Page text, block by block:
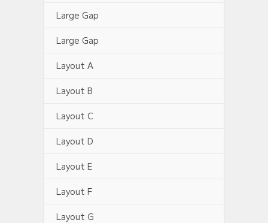
Large Gap
Large Gap
Layout A
Layout B
Layout C
Layout D
Layout E
Layout F
Layout G